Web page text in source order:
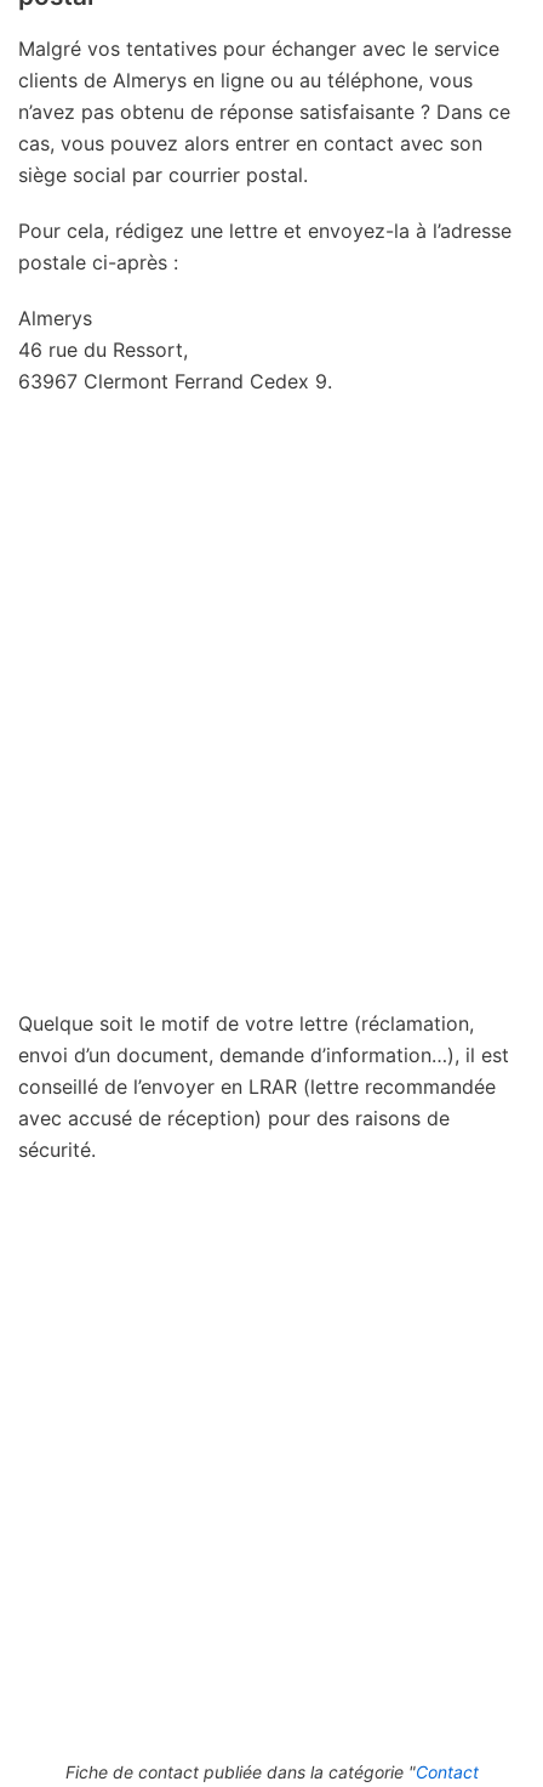
Malgré vos tentatives pour échanger avec le service
clients de Almerys en ligne ou au téléphone, vous
n’avez pas obtenu de réponse satisfaisante ? Dans ce
cas, vous pouvez alors entrer en contact avec son
siège social par courrier postal.
Pour cela, rédigez une lettre et envoyez-la à l’adresse
postale ci-après :
Almerys
46 rue du Ressort,
63967 Clermont Ferrand Cedex 9.
Quelque soit le motif de votre lettre (réclamation,
envoi d’un document, demande d’information…), il est
conseillé de l’envoyer en LRAR (lettre recommandée
avec accusé de réception) pour des raisons de
sécurité.
Fiche de contact publiée dans la catégorie "Contact